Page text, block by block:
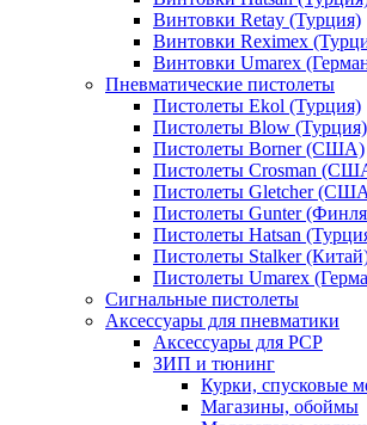
Винтовки Retay (Турция)
Винтовки Reximex
Винтовки Umarex
Пневматические пистолеты
Пистолеты Ekol (Турция)
Пистолеты Blow (Турция)
Пистолеты Borner (США)
Пистолеты Crosman
Пистолеты Gletcher
Пистолеты Gunter
Пистолеты Hatsan
Пистолеты Stalker
Пистолеты Umarex
Сигнальные пистолеты
Аксессуары для пневматики
Аксессуары для PCP
ЗИП и тюнинг
Курки, спусковые
Магазины, обоймы